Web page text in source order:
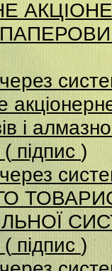
і
( підпис)
( підпис )